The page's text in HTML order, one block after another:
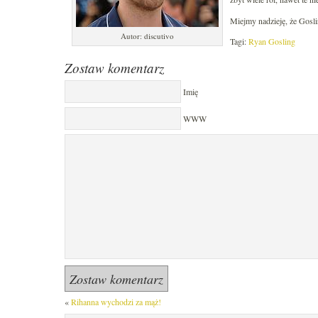
Autor: discutivo
Miejmy nadzieję, że
Tagi:Ryan Gosling
Zostaw komentarz
Imię
WWW
«Rihanna wychodzi za mąż!